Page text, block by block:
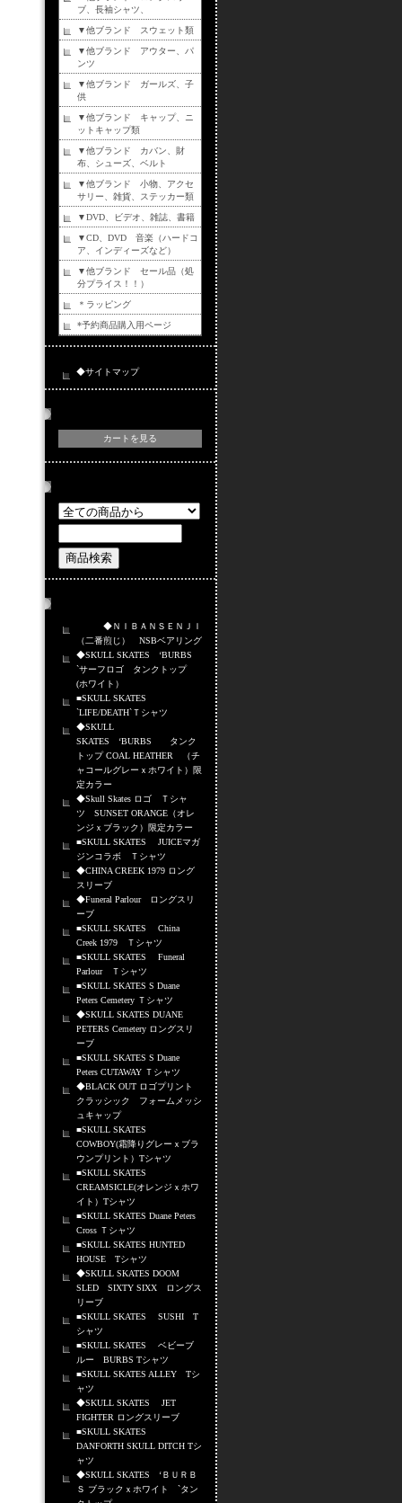
ブ、長袖シャツ、
▼他ブランド スウェット類
▼他ブランド アウター、パ
ンツ
▼他ブランド ガールズ、子
供
▼他ブランド キャップ、ニ
ットキャップ類
▼他ブランド カバン、財
布、シューズ、ベルト
▼他ブランド 小物、アクセ
サリー、雑貨、ステッカー類
▼DVD、ビデオ、雑誌、書籍
▼CD、DVD 音楽（ハードコ
ア、インディーズなど）
▼他ブランド セール品（処
分プライス！！）
＊ラッピング
*予約商品購入用ページ
◆サイトマップ
カートを見る
◆ＮＩＢＡＮＳＥＮＪＩ
（二番煎じ） NSBベアリング
◆SKULL SKATES ‘BURBS
`サーフロゴ タンクトップ
(ホワイト）
■SKULL SKATES
`LIFE/DEATH`Ｔシャツ
◆SKULL
SKATES ‘BURBS タンク
トップ COAL HEATHER （チ
ャコールグレーｘホワイト）限
定カラー
◆Skull Skates ロゴ Ｔシャ
ツ SUNSET ORANGE（オレ
ンジｘブラック）限定カラー
■SKULL SKATES JUICEマガ
ジンコラボ Ｔシャツ
◆CHINA CREEK 1979 ロング
スリーブ
◆Funeral Parlour ロングスリ
ーブ
■SKULL SKATES China
Creek 1979 Ｔシャツ
■SKULL SKATES Funeral
Parlour Ｔシャツ
■SKULL SKATES S Duane
Peters Cemetery Ｔシャツ
◆SKULL SKATES DUANE
PETERS Cemetery ロングスリ
ーブ
■SKULL SKATES S Duane
Peters CUTAWAY Ｔシャツ
◆BLACK OUT ロゴプリント
クラッシック フォームメッシ
ュキャップ
■SKULL SKATES
COWBOY(霜降りグレーｘブラ
ウンプリント）Tシャツ
■SKULL SKATES
CREAMSICLE(オレンジｘホワ
イト）Tシャツ
■SKULL SKATES Duane Peters
Cross Ｔシャツ
■SKULL SKATES HUNTED
HOUSE Tシャツ
◆SKULL SKATES DOOM
SLED SIXTY SIXX ロングス
リーブ
■SKULL SKATES SUSHI T
シャツ
■SKULL SKATES ベビーブ
ルー BURBS Tシャツ
■SKULL SKATES ALLEY Tシ
ャツ
◆SKULL SKATES JET
FIGHTER ロングスリーブ
■SKULL SKATES
DANFORTH SKULL DITCH Tシ
ャツ
◆SKULL SKATES ‘ＢＵＲＢ
Ｓ ブラックｘホワイト `タン